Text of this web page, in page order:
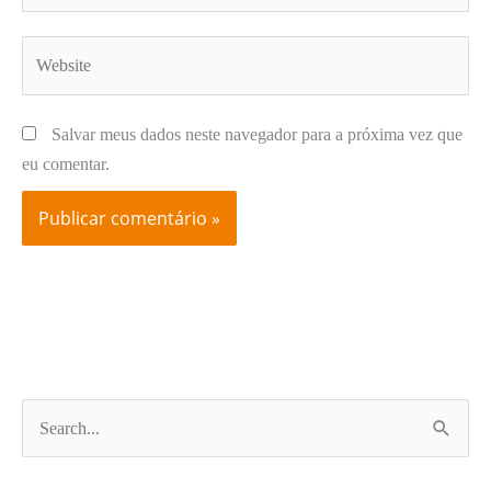
Salvar meus dados neste navegador para a próxima vez que
eu comentar.